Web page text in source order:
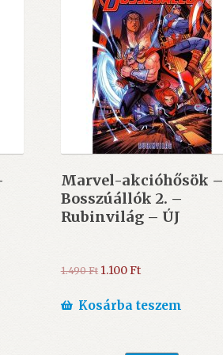
Marvel-akcióhősök –
Bosszúállók 2. –
Rubinvilág – ÚJ
1.490Ft Original
was:
1.100FtCurrent
is:
Kosárba teszem